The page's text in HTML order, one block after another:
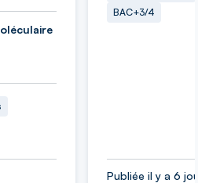
BAC+3/4
Publiée il y a 6